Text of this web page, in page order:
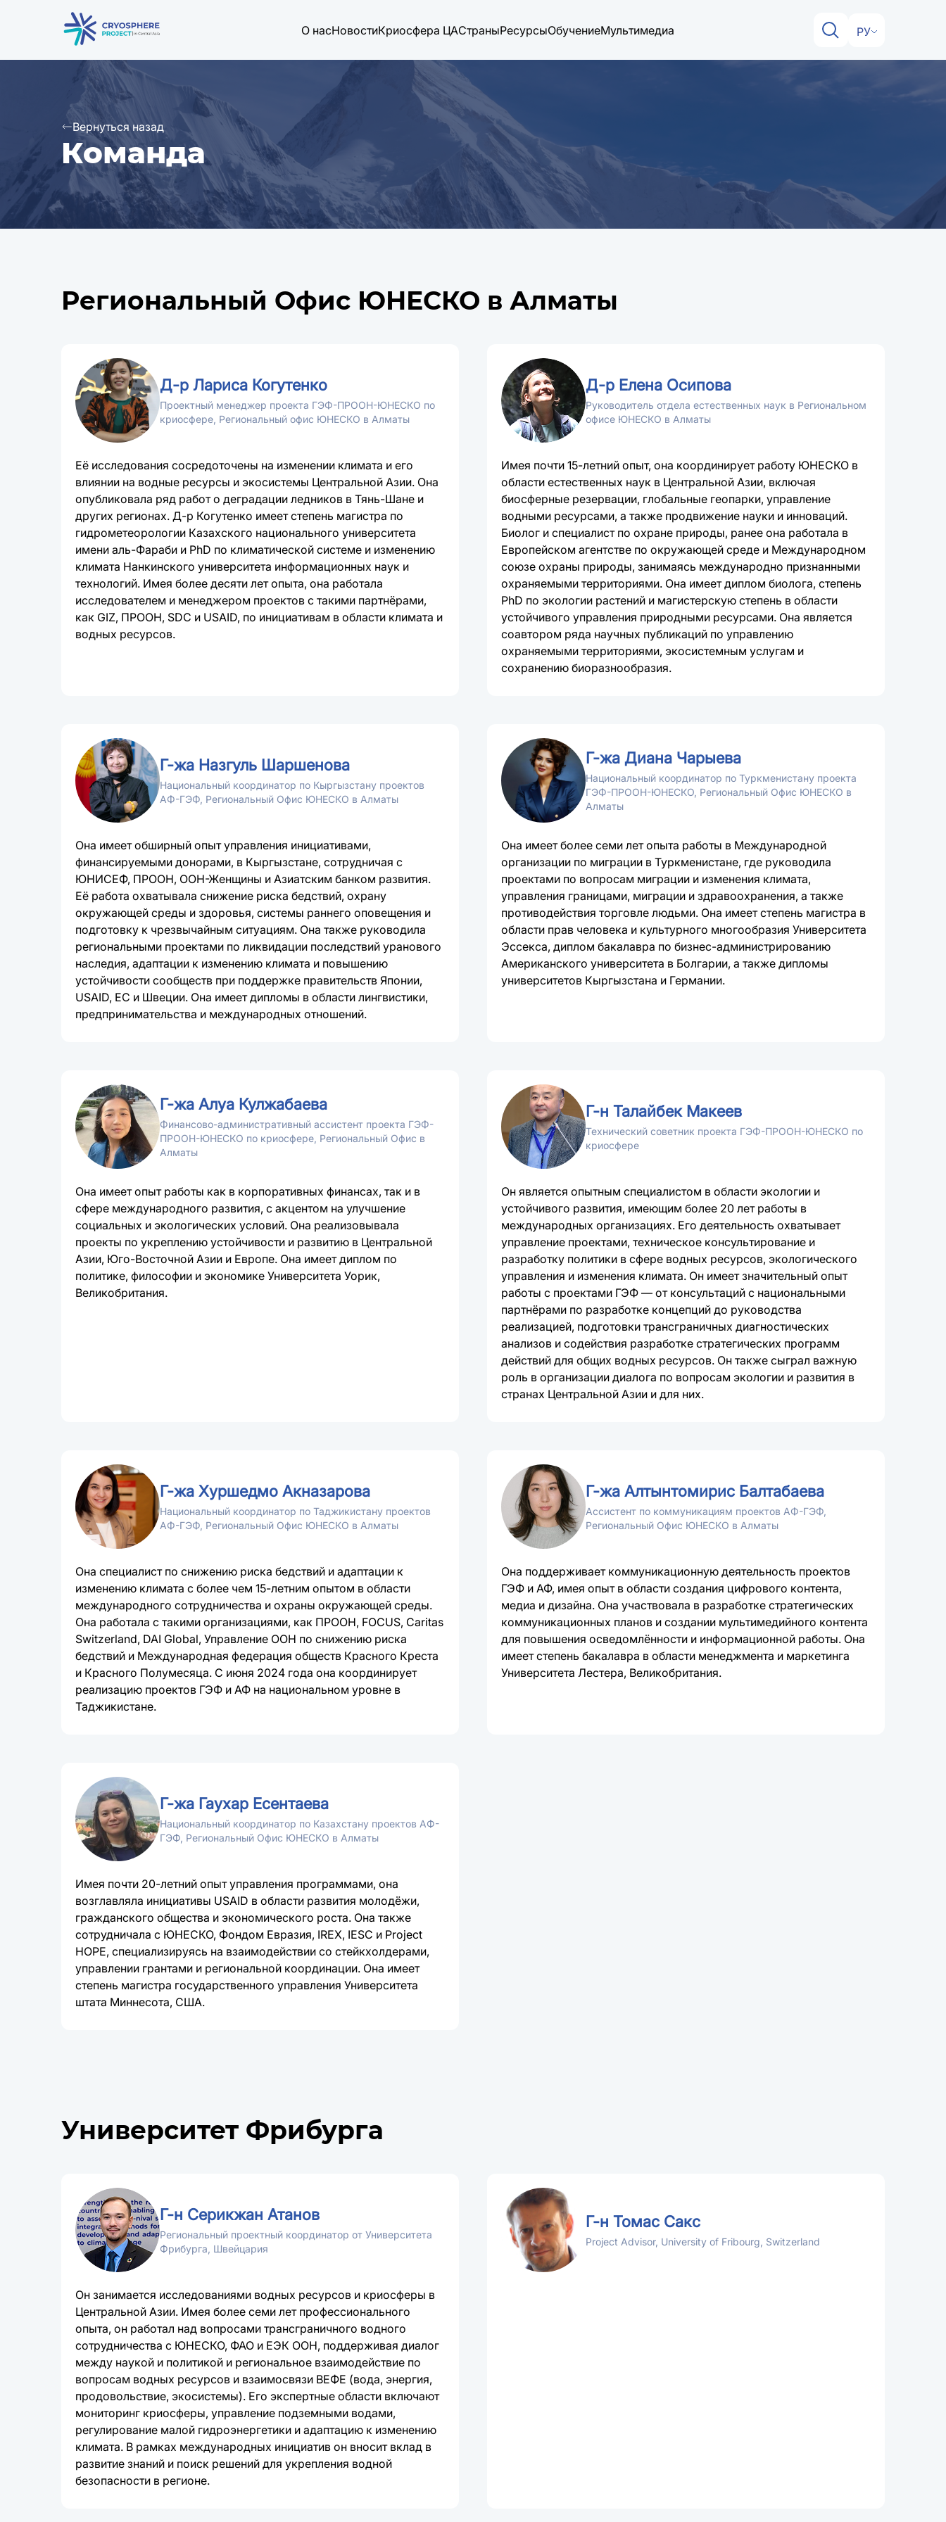
О насНовостиКриосфера ЦАСтраныРесурсыОбучениеМультимедиа РУ
Вернуться назад
Команда
Региональный Офис ЮНЕСКО в Алматы
Д-р Лариса Когутенко
Проектный менеджер проекта ГЭФ-ПРООН-ЮНЕСКО по
криосфере, Региональный офис ЮНЕСКО в Алматы
Её исследования сосредоточены на изменении климата и его
влиянии на водные ресурсы и экосистемы Центральной Азии. Она
опубликовала ряд работ о деградации ледников в Тянь-Шане и
других регионах. Д-р Когутенко имеет степень магистра по
гидрометеорологии Казахского национального университета
имени аль-Фараби и PhD по климатической системе и изменению
климата Нанкинского университета информационных наук и
технологий. Имея более десяти лет опыта, она работала
исследователем и менеджером проектов с такими партнёрами,
как GIZ, ПРООН, SDC и USAID, по инициативам в области климата и
водных ресурсов.
Д-р Елена Осипова
Руководитель отдела естественных наук в Региональном
офисе ЮНЕСКО в Алматы
Имея почти 15-летний опыт, она координирует работу ЮНЕСКО в
области естественных наук в Центральной Азии, включая
биосферные резервации, глобальные геопарки, управление
водными ресурсами, а также продвижение науки и инноваций.
Биолог и специалист по охране природы, ранее она работала в
Европейском агентстве по окружающей среде и Международном
союзе охраны природы, занимаясь международно признанными
охраняемыми территориями. Она имеет диплом биолога, степень
PhD по экологии растений и магистерскую степень в области
устойчивого управления природными ресурсами. Она является
соавтором ряда научных публикаций по управлению
охраняемыми территориями, экосистемным услугам и
сохранению биоразнообразия.
Г-жа Назгуль Шаршенова
Национальный координатор по Кыргызстану проектов
АФ-ГЭФ, Региональный Офис ЮНЕСКО в Алматы
Она имеет обширный опыт управления инициативами,
финансируемыми донорами, в Кыргызстане, сотрудничая с
ЮНИСЕФ, ПРООН, ООН-Женщины и Азиатским банком развития.
Её работа охватывала снижение риска бедствий, охрану
окружающей среды и здоровья, системы раннего оповещения и
подготовку к чрезвычайным ситуациям. Она также руководила
региональными проектами по ликвидации последствий уранового
наследия, адаптации к изменению климата и повышению
устойчивости сообществ при поддержке правительств Японии,
USAID, ЕС и Швеции. Она имеет дипломы в области лингвистики,
предпринимательства и международных отношений.
Г-жа Диана Чарыева
Национальный координатор по Туркменистану проекта
ГЭФ-ПРООН-ЮНЕСКО, Региональный Офис ЮНЕСКО в
Алматы
Она имеет более семи лет опыта работы в Международной
организации по миграции в Туркменистане, где руководила
проектами по вопросам миграции и изменения климата,
управления границами, миграции и здравоохранения, а также
противодействия торговле людьми. Она имеет степень магистра в
области прав человека и культурного многообразия Университета
Эссекса, диплом бакалавра по бизнес-администрированию
Американского университета в Болгарии, а также дипломы
университетов Кыргызстана и Германии.
Г-жа Алуа Кулжабаева
Финансово-административный ассистент проекта ГЭФ-
ПРООН-ЮНЕСКО по криосфере, Региональный Офис в
Алматы
Она имеет опыт работы как в корпоративных финансах, так и в
сфере международного развития, с акцентом на улучшение
социальных и экологических условий. Она реализовывала
проекты по укреплению устойчивости и развитию в Центральной
Азии, Юго-Восточной Азии и Европе. Она имеет диплом по
политике, философии и экономике Университета Уорик,
Великобритания.
Г-н Талайбек Макеев
Технический советник проекта ГЭФ-ПРООН-ЮНЕСКО по
криосфере
Он является опытным специалистом в области экологии и
устойчивого развития, имеющим более 20 лет работы в
международных организациях. Его деятельность охватывает
управление проектами, техническое консультирование и
разработку политики в сфере водных ресурсов, экологического
управления и изменения климата. Он имеет значительный опыт
работы с проектами ГЭФ — от консультаций с национальными
партнёрами по разработке концепций до руководства
реализацией, подготовки трансграничных диагностических
анализов и содействия разработке стратегических программ
действий для общих водных ресурсов. Он также сыграл важную
роль в организации диалога по вопросам экологии и развития в
странах Центральной Азии и для них.
Г-жа Хуршедмо Акназарова
Национальный координатор по Таджикистану проектов
АФ-ГЭФ, Региональный Офис ЮНЕСКО в Алматы
Она специалист по снижению риска бедствий и адаптации к
изменению климата с более чем 15-летним опытом в области
международного сотрудничества и охраны окружающей среды.
Она работала с такими организациями, как ПРООН, FOCUS, Caritas
Switzerland, DAI Global, Управление ООН по снижению риска
бедствий и Международная федерация обществ Красного Креста
и Красного Полумесяца. С июня 2024 года она координирует
реализацию проектов ГЭФ и АФ на национальном уровне в
Таджикистане.
Г-жа Алтынтомирис Балтабаева
Ассистент по коммуникациям проектов АФ-ГЭФ,
Региональный Офис ЮНЕСКО в Алматы
Она поддерживает коммуникационную деятельность проектов
ГЭФ и АФ, имея опыт в области создания цифрового контента,
медиа и дизайна. Она участвовала в разработке стратегических
коммуникационных планов и создании мультимедийного контента
для повышения осведомлённости и информационной работы. Она
имеет степень бакалавра в области менеджмента и маркетинга
Университета Лестера, Великобритания.
Г-жа Гаухар Есентаева
Национальный координатор по Казахстану проектов АФ-
ГЭФ, Региональный Офис ЮНЕСКО в Алматы
Имея почти 20-летний опыт управления программами, она
возглавляла инициативы USAID в области развития молодёжи,
гражданского общества и экономического роста. Она также
сотрудничала с ЮНЕСКО, Фондом Евразия, IREX, IESC и Project
HOPE, специализируясь на взаимодействии со стейкхолдерами,
управлении грантами и региональной координации. Она имеет
степень магистра государственного управления Университета
штата Миннесота, США.
Университет Фрибурга
Г-н Серикжан Атанов
Региональный проектный координатор от Университета
Фрибурга, Швейцария
Он занимается исследованиями водных ресурсов и криосферы в
Центральной Азии. Имея более семи лет профессионального
опыта, он работал над вопросами трансграничного водного
сотрудничества с ЮНЕСКО, ФАО и ЕЭК ООН, поддерживая диалог
между наукой и политикой и региональное взаимодействие по
вопросам водных ресурсов и взаимосвязи ВЕФЕ (вода, энергия,
продовольствие, экосистемы). Его экспертные области включают
мониторинг криосферы, управление подземными водами,
регулирование малой гидроэнергетики и адаптацию к изменению
климата. В рамках международных инициатив он вносит вклад в
развитие знаний и поиск решений для укрепления водной
безопасности в регионе.
Г-н Томас Сакс
Project Advisor, University of Fribourg, Switzerland